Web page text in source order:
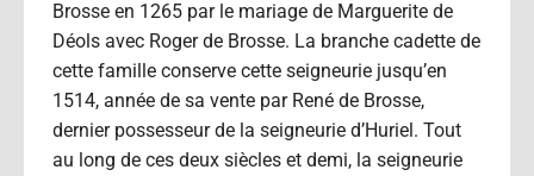
Brosse en 1265 par le mariage de Marguerite de
Déols avec Roger de Brosse. La branche cadette de
cette famille conserve cette seigneurie jusqu’en
1514, année de sa vente par René de Brosse,
dernier possesseur de la seigneurie d’Huriel. Tout
au long de ces deux siècles et demi, la seigneurie